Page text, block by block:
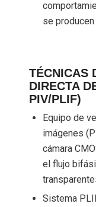
se
TÉCNICAS
DIRECTA
PIV/PLIF)
Equipo de
imágenes
cámara
el flujo
Sistema